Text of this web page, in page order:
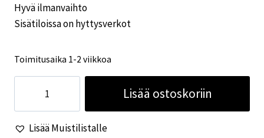
Hyvä ilmanvaihto
Sisätiloissa on hyttysverkot
Toimitusaika 1-2 viikkoa
teltta
Creastone
Lisää ostoskoriin
Lisää Muistilistalle